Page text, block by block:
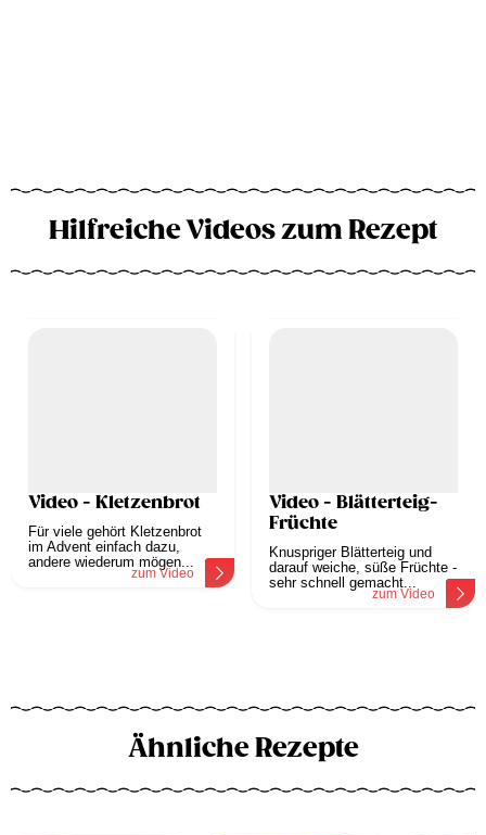
Hilfreiche Videos zum Rezept
Video - Kletzenbrot
Für viele gehört Kletzenbrot
im Advent einfach dazu,
andere wiederum mögen...
zum Video
Video - Blätterteig-
Früchte
Knuspriger Blätterteig und
darauf weiche, süße Früchte -
sehr schnell gemacht...
zum Video
Ähnliche Rezepte